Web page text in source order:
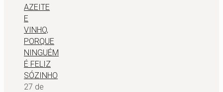
AZEITE
E
VINHO,
PORQUE
NINGUÉM
É FELIZ
SÓZINHO
27 de